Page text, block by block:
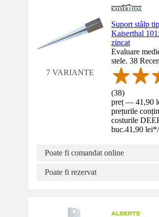
7 VARIANTE
Suport stâlp
Kaiserthal
zincat
Evaluare
stele. 38
(38)
preț — 41,90
prețurile
costurile
buc.41,90 lei*/
Poate fi comandat online
Poate fi rezervat